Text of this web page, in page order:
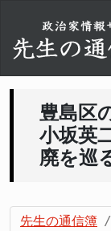
豊島区
小坂英
廃を巡
先生の通信簿